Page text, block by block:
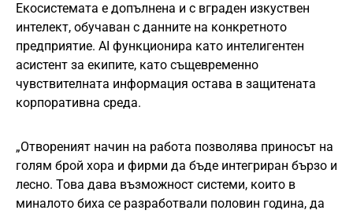
Екосистемата е допълнена и с вграден изкуствен
интелект, обучаван с данните на конкретното
предприятие. AI функционира като интелигентен
асистент за екипите, като същевременно
чувствителната информация остава в защитената
корпоративна среда.
„Отвореният начин на работа позволява приносът на
голям брой хора и фирми да бъде интегриран бързо и
лесно. Това дава възможност системи, които в
миналото биха се разработвали половин година, да